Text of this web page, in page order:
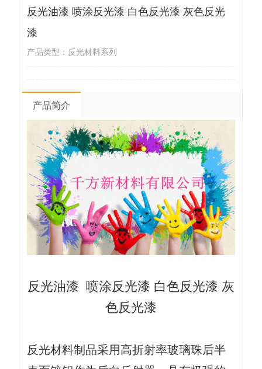
反光油漆 喷涂反光漆 白色反光漆 灰色反光
漆
产品类型：反光材料系列
产品简介
反光油漆 喷涂反光漆 白色反光漆 灰
色反光漆
反光材料制品采用高折射率玻璃珠后半